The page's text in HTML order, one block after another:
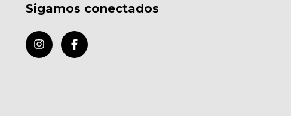
Sigamos conectados